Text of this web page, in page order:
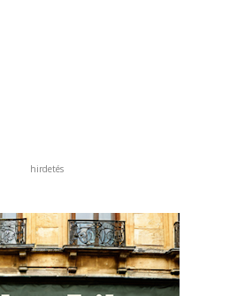
hirdetés